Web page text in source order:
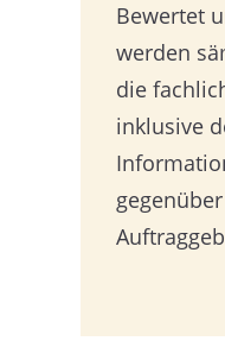
Bewertet
werden
die
inklusive